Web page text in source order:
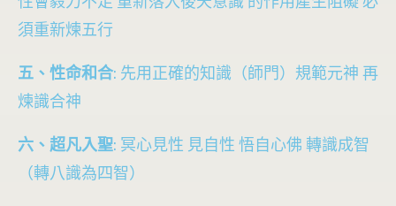
須重新煉五行
五、性命和合: 先用正確的知識（師門）規範元神 再
煉識合神
六、超凡入聖: 冥心見性 見自性 悟自心佛 轉識成智
（轉八識為四智）